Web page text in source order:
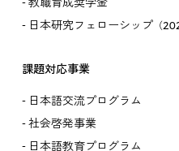
日本研究フェローシップ（
課題対応事業
日本語交流プログラム
社会啓発事業
日本語教育プログラム